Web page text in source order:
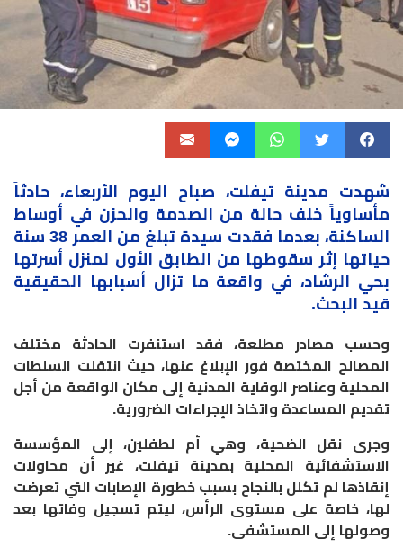
شهدت مدينة تيفلت، صباح اليوم الأربعاء، حادثاً
مأساوياً خلف حالة من الصدمة والحزن في أوساط
الساكنة، بعدما فقدت سيدة تبلغ من العمر 38 سنة
حياتها إثر سقوطها من الطابق الأول لمنزل أسرتها
بحي الرشاد، في واقعة ما تزال أسبابها الحقيقية
قيد البحث.
وحسب مصادر مطلعة، فقد استنفرت الحادثة مختلف
المصالح المختصة فور الإبلاغ عنها، حيث انتقلت السلطات
المحلية وعناصر الوقاية المدنية إلى مكان الواقعة من أجل
تقديم المساعدة واتخاذ الإجراءات الضرورية.
وجرى نقل الضحية، وهي أم لطفلين، إلى المؤسسة
الاستشفائية المحلية بمدينة تيفلت، غير أن محاولات
إنقاذها لم تكلل بالنجاح بسبب خطورة الإصابات التي تعرضت
لها، خاصة على مستوى الرأس، ليتم تسجيل وفاتها بعد
وصولها إلى المستشفى.